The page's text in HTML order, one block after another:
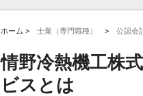
ホーム > 士業（専門職種） > 公認会
情野冷熱機工株
ビスとは